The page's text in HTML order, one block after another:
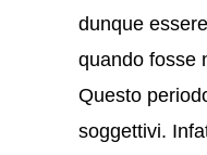
dunque
quando fosse
Questo
soggettivi.